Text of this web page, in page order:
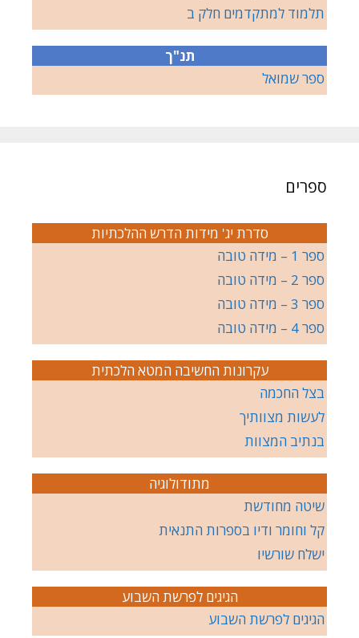
תלמוד למתקדמים חלק ב
תנ"ך
ספר שמואל
ספרים
סדרת יג' מידות הדרש ההלכתיות
ספר 1 – מידה טובה
ספר 2 – מידה טובה
ספר 3 – מידה טובה
ספר 4 – מידה טובה
עקרונות החשיבה המטא הלכתית
בצל החכמה
לעשות מצוותיך
בנתיב המצוות
מתודולוגיה
שיטה מחודשת
קל וחומר ודיו בספרות התנאית
ישלח שורשיו
הגיגים לפרשת השבוע
הגיגים לפרשת השבוע